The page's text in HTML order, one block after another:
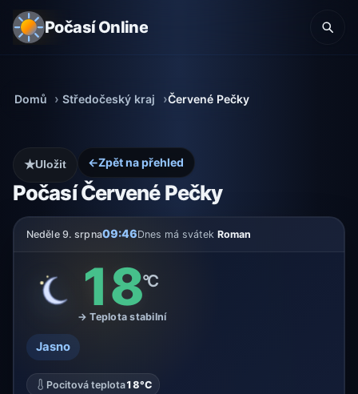
Počasí Online
Domů Středočeský kraj Červené Pečky
←Zpět na přehled
Počasí Červené Pečky
★Uložit
Neděle 9. srpna09:46Dnes má svátek Roman
18°C
→ Teplota stabilní
Jasno
Pocitová teplota18°C